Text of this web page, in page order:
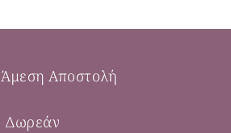
Άμεση Αποστολή
Δωρεάν